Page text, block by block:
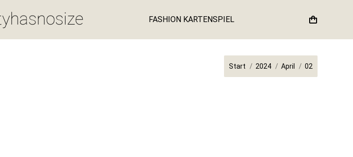
FASHION KARTENSPIEL
Sie befinden sich hier:
Start 2024 April 02